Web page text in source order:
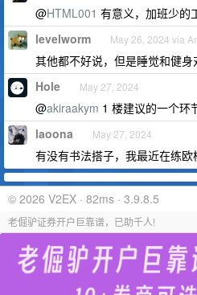
@HTML001 有意义，加班少的
levelworm May 26, 2024 via
其他都不好说，但是睡觉和健身
Hole May 27, 2024
@akiraakym 1 楼建议的一个环
laoona May 27, 2024
有没有书法搭子，我最近在练
© 2026 V2EX · 82ms · 3.9.8.5
老倔驴证券开户巨靠谱，已助千人!